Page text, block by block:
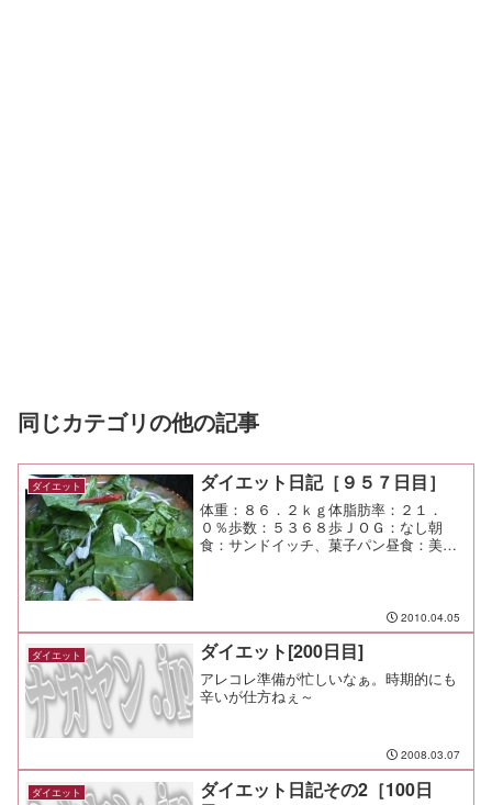
同じカテゴリの他の記事
ダイエット ダイエット日記［９５７日目］
体重：８６．２ｋｇ体脂肪率：２１．
０％歩数：５３６８歩ＪＯＧ：なし朝
食：サンドイッチ、菓子パン昼食：美美
2010.04.05
ダイエット ダイエット[200日目]
アレコレ準備が忙しいなぁ。時期的にも
辛いが仕方ねぇ～
2008.03.07
ダイエット
ダイエット日記その2［100日